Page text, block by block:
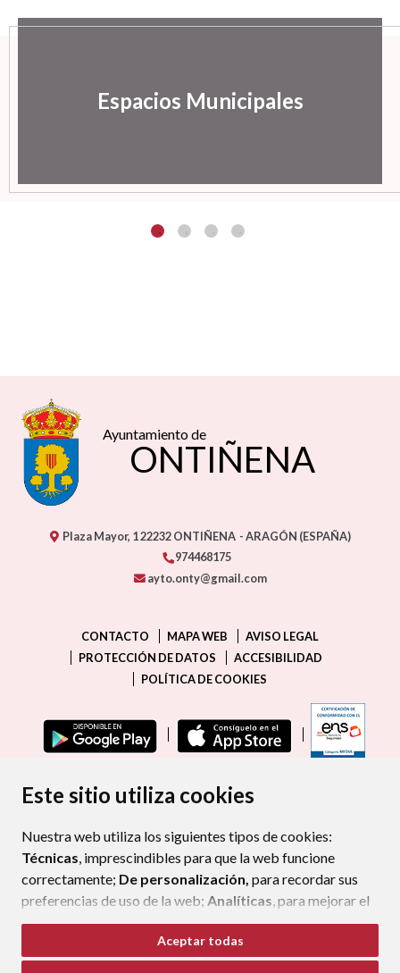
Este sitio utiliza cookies
Nuestra web utiliza los siguientes tipos de cookies:
Técnicas, imprescindibles para que la web funcione
correctamente; De personalización, para recordar sus
preferencias de uso de la web; Analíticas, para mejorar el
funcionamiento de la web y sus servicios.
Si acepta pulsando el botón“Aceptar todas”
Aceptar todas
Espacios Municipales
Ayuntamiento de
ONTIÑENA
Plaza Mayor, 122232 ONTIÑENA - ARAGÓN (ESPAÑA)
974468175
ayto.onty@gmail.com
CONTACTO MAPA WEB
AVISO LEGAL
PROTECCIÓN DE DATOS
ACCESIBILIDAD
POLÍTICA DE COOKIES